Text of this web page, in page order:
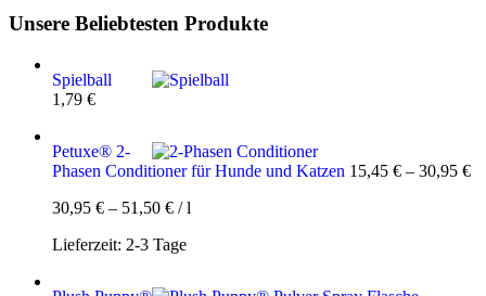
Unsere Beliebtesten Produkte
Spielball
1,79 €
Petuxe® 2-
Phasen Conditioner für Hunde und Katzen 15,45 € – 30,95 €
30,95 € – 51,50 € /l
Lieferzeit: 2-3 Tage